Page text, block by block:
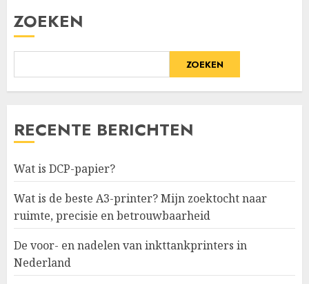
ZOEKEN
ZOEKEN
RECENTE BERICHTEN
Wat is DCP-papier?
Wat is de beste A3-printer? Mijn zoektocht naar
ruimte, precisie en betrouwbaarheid
De voor- en nadelen van inkttankprinters in
Nederland